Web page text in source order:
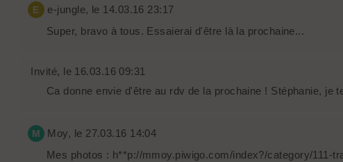
E e-jungle, le 14.03.16 23:17
Super, bravo à tous. Essaierai d'être là la prochaine...
Invité, le 16.03.16 09:31
Ca donne envie d'être au rdv de la prochaine ! Stéphanie, je
M Moy, le 27.03.16 14:04
Mes photos : h**p://mmoy.piwigo.com/index?/category/111-